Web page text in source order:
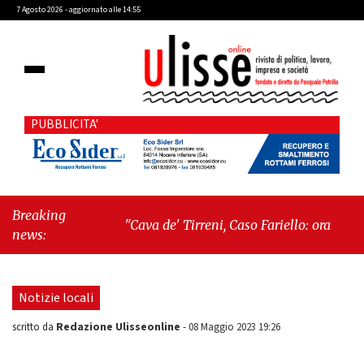
7 Agosto 2026 - aggiornato alle 14:55
PUBBLICITA'
Breaking
news:
"Cava de' Tirreni, Caso Fariello: ora torniamo
Notizie locali
scritto da Redazione Ulisseonline -08 Maggio 2023 19:26